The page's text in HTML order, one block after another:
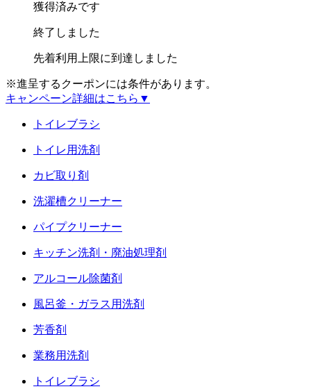
獲得済みです
終了しました
先着利用上限に到達しました
※進呈するクーポンには条件があります。
キャンペーン詳細はこちら ▼
トイレブラシ
トイレ用洗剤
カビ取り剤
洗濯槽クリーナー
パイプクリーナー
キッチン洗剤・廃油処理剤
アルコール除菌剤
風呂釜・ガラス用洗剤
芳香剤
業務用洗剤
トイレブラシ